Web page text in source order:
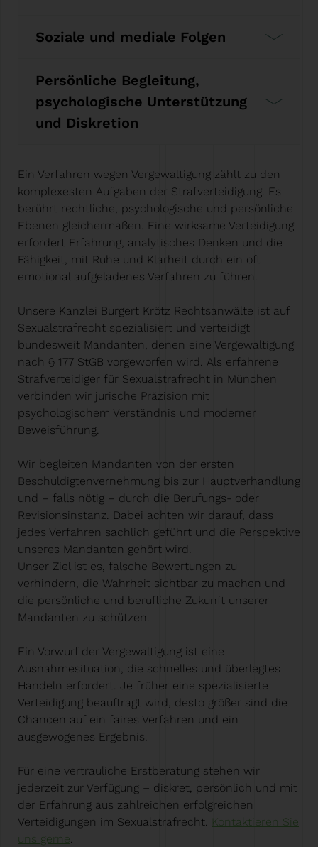
Soziale und mediale Folgen
Persönliche Begleitung,
psychologische Unterstützung
und Diskretion
Ein Verfahren wegen Vergewaltigung zählt zu den
komplexesten Aufgaben der Strafverteidigung. Es
berührt rechtliche, psychologische und persönliche
Ebenen gleichermaßen. Eine wirksame Verteidigung
erfordert Erfahrung, analytisches Denken und die
Fähigkeit, mit Ruhe und Klarheit durch ein oft
emotional aufgeladenes Verfahren zu führen.
Unsere Kanzlei Burgert Krötz Rechtsanwälte ist auf
Sexualstrafrecht spezialisiert und verteidigt
bundesweit Mandanten, denen eine Vergewaltigung
nach § 177 StGB vorgeworfen wird. Als erfahrene
Strafverteidiger für Sexualstrafrecht in München
verbinden wir jurische Präzision mit
psychologischem Verständnis und moderner
Beweisführung.
Wir begleiten Mandanten von der ersten
Beschuldigtenvernehmung bis zur Hauptverhandlung
und – falls nötig – durch die Berufungs- oder
Revisionsinstanz. Dabei achten wir darauf, dass
jedes Verfahren sachlich geführt und die Perspektive
unseres Mandanten gehört wird.
Unser Ziel ist es, falsche Bewertungen zu
verhindern, die Wahrheit sichtbar zu machen und
die persönliche und berufliche Zukunft unserer
Mandanten zu schützen.
Ein Vorwurf der Vergewaltigung ist eine
Ausnahmesituation, die schnelles und überlegtes
Handeln erfordert. Je früher eine spezialisierte
Verteidigung beauftragt wird, desto größer sind die
Chancen auf ein faires Verfahren und ein
ausgewogenes Ergebnis.
Für eine vertrauliche Erstberatung stehen wir
jederzeit zur Verfügung – diskret, persönlich und mit
der Erfahrung aus zahlreichen erfolgreichen
Verteidigungen im Sexualstrafrecht. Kontaktieren Sie
uns gerne.